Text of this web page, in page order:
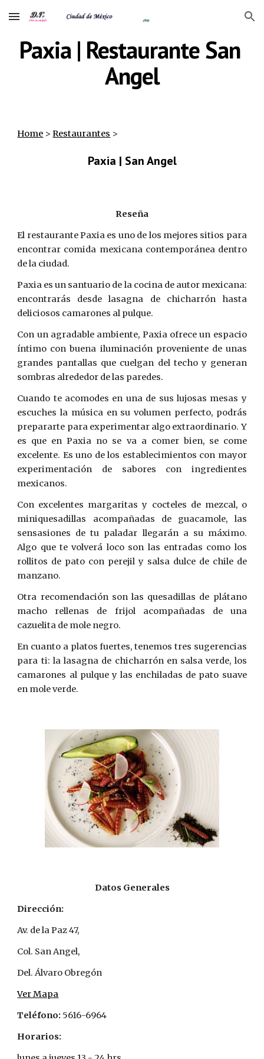
Skip to main content Skip to navigation
Paxia | Restaurante San
Angel
Home ‎ > ‎Restaurantes ‎ >
Paxia | San Angel
Reseña
El restaurante Paxia es uno de los mejores sitios para
encontrar comida mexicana contemporánea dentro
de la ciudad.
Paxia es un santuario de la cocina de autor mexicana:
encontrarás desde lasagna de chicharrón hasta
deliciosos camarones al pulque.
Con un agradable ambiente, Paxia ofrece un espacio
íntimo con buena iluminación proveniente de unas
grandes pantallas que cuelgan del techo y generan
sombras alrededor de las paredes.
Cuando te acomodes en una de sus lujosas mesas y
escuches la música en su volumen perfecto, podrás
prepararte para experimentar algo extraordinario. Y
es que en Paxia no se va a comer bien, se come
excelente. Es uno de los establecimientos con mayor
experimentación de sabores con ingredientes
mexicanos.
Con excelentes margaritas y cocteles de mezcal, o
miniquesadillas acompañadas de guacamole, las
sensasiones de tu paladar llegarán a su máximo.
Algo que te volverá loco son las entradas como los
rollitos de pato con perejil y salsa dulce de chile de
manzano.
Otra recomendación son las quesadillas de plátano
macho rellenas de frijol acompañadas de una
cazuelita de mole negro.
En cuanto a platos fuertes, tenemos tres sugerencias
para ti: la lasagna de chicharrón en salsa verde, los
camarones al pulque y las enchiladas de pato suave
en mole verde.
Datos Generales
Dirección:
Av. de la Paz 47,
Col. San Angel,
Del. Álvaro Obregón
Ver Mapa
Teléfono: 5616-6964
Horarios: